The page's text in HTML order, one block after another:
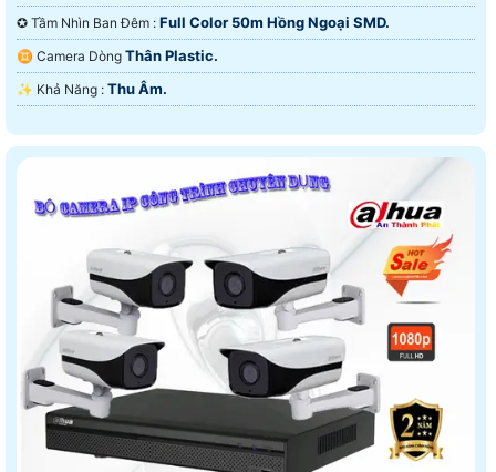
✪ Tầm Nhìn Ban Đêm : Full Color 50m Hồng Ngoại SMD.
♊ Camera Dòng Thân Plastic.
️✨ Khả Năng : Thu Âm.